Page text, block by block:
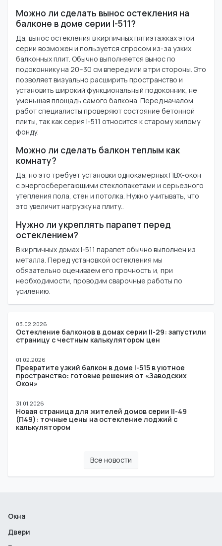
Можно ли сделать вынос остекления на
балконе в доме серии I-511?
Да, вынос остекления в кирпичных пятиэтажках этой
серии возможен и пользуется спросом из-за узких
балконных плит. Обычно выполняется вынос по
подоконнику на 20–30 см вперед или в три стороны. Это
позволяет визуально расширить пространство и
установить широкий функциональный подоконник, не
уменьшая площадь самого балкона. Перед началом
работ специалисты проверяют состояние бетонной
плиты, так как серия I-511 относится к старому жилому
фонду.
Можно ли сделать балкон теплым как
комнату?
Да, но это требует установки однокамерных ПВХ-окон
с энергосберегающими стеклопакетами и серьезного
утепления пола, стен и потолка. Нужно учитывать, что
это увеличит нагрузку на плиту..
Нужно ли укреплять парапет перед
остеклением?
В кирпичных домах I-511 парапет обычно выполнен из
металла. Перед установкой остекления мы
обязательно оцениваем его прочность и, при
необходимости, проводим сварочные работы по
усилению.
03.02.2026
Остекление балконов в домах серии II-29: запустили
страницу с честным калькулятором цен
01.02.2026
Превратите узкий балкон в доме I-515 в уютное
пространство: готовые решения от «Заводских
Окон»
31.01.2026
Новая страница для жителей домов серии II-49
(П49): точные цены на остекление лоджий с
калькулятором
Все новости
Окна
Двери